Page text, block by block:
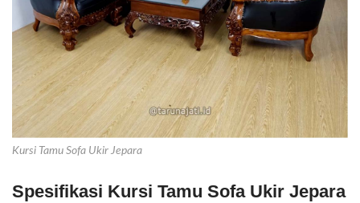
Kursi Tamu Sofa Ukir Jepara
Spesifikasi Kursi Tamu Sofa Ukir Jepara